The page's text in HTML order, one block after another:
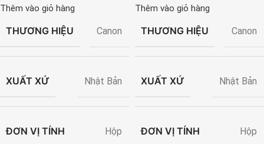
Thêm vào giỏ hàng
THƯƠNG HIỆU Canon
XUẤT XỨ Nhật Bản
ĐƠN VỊ TÍNH Hộp
Thêm vào giỏ hàng
THƯƠNG HIỆU Canon
XUẤT XỨ Nhật Bản
ĐƠN VỊ TÍNH Hộp